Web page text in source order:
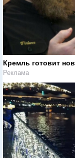
Кремль готовит
Реклама